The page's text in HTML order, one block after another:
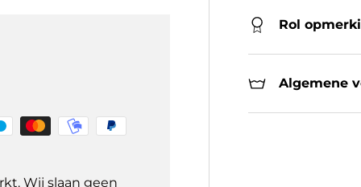
Rol
Algemene
Wij slaan geen